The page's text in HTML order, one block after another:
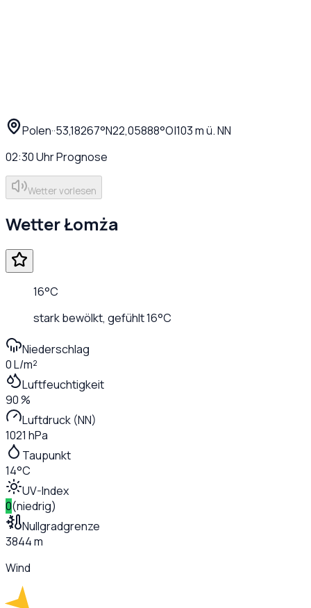
Polen··53,18267°N22,05888°O|103m ü. NN
02:30UhrPrognose
Wetter vorlesen
WetterŁomża
16°C
stark bewölkt, gefühlt16°C
Niederschlag
0 L/m²
Luftfeuchtigkeit
90 %
Luftdruck (NN)
1021 hPa
Taupunkt
14°C
UV-Index
0(niedrig)
Nullgradgrenze
3844 m
Wind